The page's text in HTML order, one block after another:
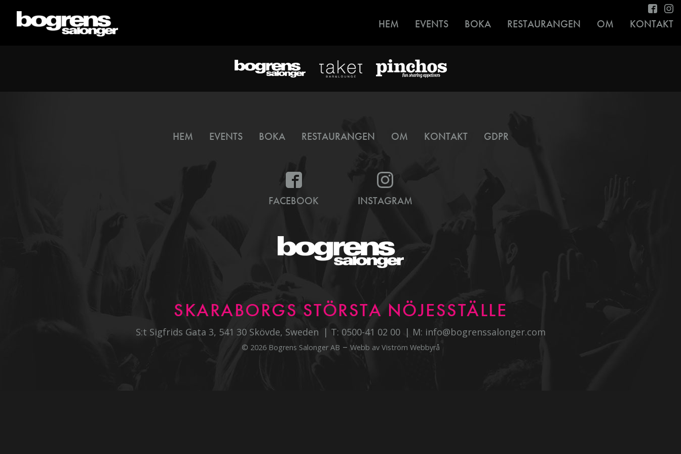
HEM EVENTS BOKA RESTAURANGEN OM KONTAKT
HEM EVENTS BOKA RESTAURANGEN OM KONTAKT GDPR
FACEBOOK INSTAGRAM
SKARABORGS STÖRSTA NÖJESSTÄLLE
S:t Sigfrids Gata 3, 541 30 Skövde, Sweden T: 0500-41 02 00 M: info@bogrenssalonger.com
© 2026 Bogrens Salonger AB – Webb av Viström Webbyrå